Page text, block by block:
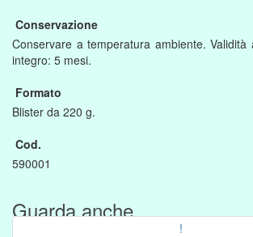
Conservazione
Conservare a temperatura ambiente. Validità
integro: 5 mesi.
Formato
Blister da 220 g.
Cod.
590001
Guarda anche....
!